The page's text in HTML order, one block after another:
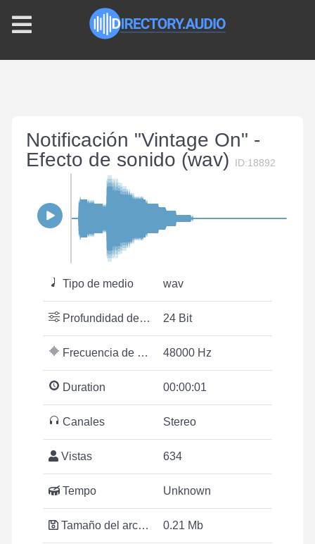
Notificación "Vintage On" -
Efecto de sonido (wav)
ID:18892
Tipo de medio wav
Profundidad de bits 24 Bit
Frecuencia de muestreo 48000 Hz
Duration 00:00:01
Canales Stereo
Vistas 634
Tempo Unknown
Tamaño del archivo 0.21 Mb